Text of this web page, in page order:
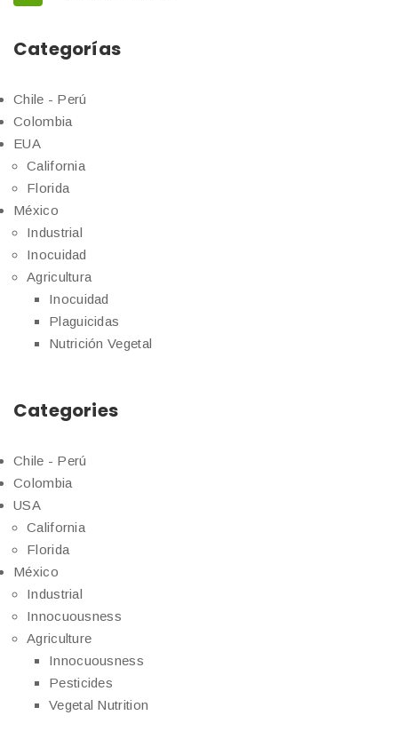
Categorías
Chile - Perú
Colombia
EUA
California
Florida
México
Industrial
Inocuidad
Agricultura
Inocuidad
Plaguicidas
Nutrición Vegetal
Categories
Chile - Perú
Colombia
USA
California
Florida
México
Industrial
Innocuousness
Agriculture
Innocuousness
Pesticides
Vegetal Nutrition